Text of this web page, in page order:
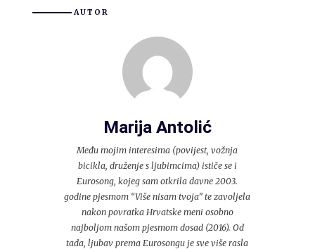
AUTOR
Marija Antolić
Među mojim interesima (povijest, vožnja
bicikla, druženje s ljubimcima) ističe se i
Eurosong, kojeg sam otkrila davne 2003.
godine pjesmom “Više nisam tvoja” te zavoljela
nakon povratka Hrvatske meni osobno
najboljom našom pjesmom dosad (2016). Od
tada, ljubav prema Eurosongu je sve više rasla